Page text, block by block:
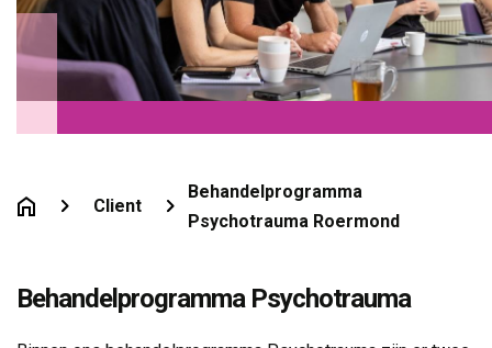
Client
Behandelprogramma
Psychotrauma Roermond
Behandelprogramma Psychotrauma